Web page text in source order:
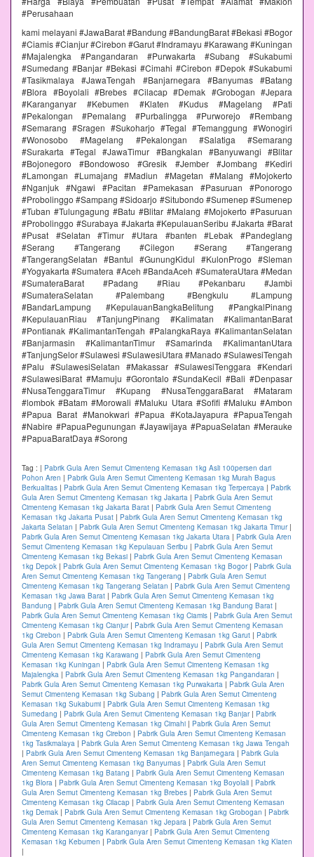
#Perusahaan
kami melayani #JawaBarat #Bandung #BandungBarat #Bekasi #Bogor
#Ciamis #Cianjur #Cirebon #Garut #Indramayu #Karawang #Kuningan
#Majalengka #Pangandaran #Purwakarta #Subang #Sukabumi
#Sumedang #Banjar #Bekasi #Cimahi #Cirebon #Depok #Sukabumi
#Tasikmalaya #JawaTengah #Banjarnegara #Banyumas #Batang
#Blora #Boyolali #Brebes #Cilacap #Demak #Grobogan #Jepara
#Karanganyar #Kebumen #Klaten #Kudus #Magelang #Pati
#Pekalongan #Pemalang #Purbalingga #Purworejo #Rembang
#Semarang #Sragen #Sukoharjo #Tegal #Temanggung #Wonogiri
#Wonosobo #Magelang #Pekalongan #Salatiga #Semarang
#Surakarta #Tegal #JawaTimur #Bangkalan #Banyuwangi #Blitar
#Bojonegoro #Bondowoso #Gresik #Jember #Jombang #Kediri
#Lamongan #Lumajang #Madiun #Magetan #Malang #Mojokerto
#Nganjuk #Ngawi #Pacitan #Pamekasan #Pasuruan #Ponorogo
#Probolinggo #Sampang #Sidoarjo #Situbondo #Sumenep #Sumenep
#Tuban #Tulungagung #Batu #Blitar #Malang #Mojokerto #Pasuruan
#Probolinggo #Surabaya #Jakarta #KepulauanSeribu #Jakarta #Barat
#Pusat #Selatan #Timur #Utara #banten #Lebak #Pandeglang
#Serang #Tangerang #Cilegon #Serang #Tangerang
#TangerangSelatan #Bantul #GunungKidul #KulonProgo #Sleman
#Yogyakarta #Sumatera #Aceh #BandaAceh #SumateraUtara #Medan
#SumateraBarat #Padang #Riau #Pekanbaru #Jambi
#SumateraSelatan #Palembang #Bengkulu #Lampung
#BandarLampung #KepulauanBangkaBelitung #PangkalPinang
#KepulauanRiau #TanjungPinang #Kalimatan #KalimantanBarat
#Pontianak #KalimantanTengah #PalangkaRaya #KalimantanSelatan
#Banjarmasin #KalimantanTimur #Samarinda #KalimantanUtara
#TanjungSelor #Sulawesi #SulawesiUtara #Manado #SulawesiTengah
#Palu #SulawesiSelatan #Makassar #SulawesiTenggara #Kendari
#SulawesiBarat #Mamuju #Gorontalo #SundaKecil #Bali #Denpasar
#NusaTenggaraTimur #Kupang #NusaTenggaraBarat #Mataram
#lombok #Batam #Morowali #Maluku Utara #Sofifi #Maluku #Ambon
#Papua Barat #Manokwari #Papua #KotaJayapura #PapuaTengah
#Nabire #PapuaPegunungan #Jayawijaya #PapuaSelatan #Merauke
#PapuaBaratDaya #Sorong
Tag : | Pabrik Gula Aren Semut Cimenteng Kemasan 1kg Asli 100persen dari
Pohon Aren | Pabrik Gula Aren Semut Cimenteng Kemasan 1kg Murah Bagus
Berkualitas | Pabrik Gula Aren Semut Cimenteng Kemasan 1kg Terpercaya | Pabrik
Gula Aren Semut Cimenteng Kemasan 1kg Jakarta | Pabrik Gula Aren Semut
Cimenteng Kemasan 1kg Jakarta Barat | Pabrik Gula Aren Semut Cimenteng
Kemasan 1kg Jakarta Pusat | Pabrik Gula Aren Semut Cimenteng Kemasan 1kg
Jakarta Selatan | Pabrik Gula Aren Semut Cimenteng Kemasan 1kg Jakarta Timur|
Pabrik Gula Aren Semut Cimenteng Kemasan 1kg Jakarta Utara | Pabrik Gula Aren
Semut Cimenteng Kemasan 1kg Kepulauan Seribu | Pabrik Gula Aren Semut
Cimenteng Kemasan 1kg Bekasi | Pabrik Gula Aren Semut Cimenteng Kemasan
1kg Depok | Pabrik Gula Aren Semut Cimenteng Kemasan 1kg Bogor| Pabrik Gula
Aren Semut Cimenteng Kemasan 1kg Tangerang | Pabrik Gula Aren Semut
Cimenteng Kemasan 1kg Tangerang Selatan | Pabrik Gula Aren Semut Cimenteng
Kemasan 1kg Jawa Barat | Pabrik Gula Aren Semut Cimenteng Kemasan 1kg
Bandung | Pabrik Gula Aren Semut Cimenteng Kemasan 1kg Bandung Barat |
Pabrik Gula Aren Semut Cimenteng Kemasan 1kg Ciamis | Pabrik Gula Aren Semut
Cimenteng Kemasan 1kg Cianjur| Pabrik Gula Aren Semut Cimenteng Kemasan
1kg Cirebon | Pabrik Gula Aren Semut Cimenteng Kemasan 1kg Garut | Pabrik
Gula Aren Semut Cimenteng Kemasan 1kg Indramayu | Pabrik Gula Aren Semut
Cimenteng Kemasan 1kg Karawang | Pabrik Gula Aren Semut Cimenteng
Kemasan 1kg Kuningan | Pabrik Gula Aren Semut Cimenteng Kemasan 1kg
Majalengka | Pabrik Gula Aren Semut Cimenteng Kemasan 1kg Pangandaran |
Pabrik Gula Aren Semut Cimenteng Kemasan 1kg Purwakarta | Pabrik Gula Aren
Semut Cimenteng Kemasan 1kg Subang | Pabrik Gula Aren Semut Cimenteng
Kemasan 1kg Sukabumi | Pabrik Gula Aren Semut Cimenteng Kemasan 1kg
Sumedang | Pabrik Gula Aren Semut Cimenteng Kemasan 1kg Banjar| Pabrik
Gula Aren Semut Cimenteng Kemasan 1kg Cimahi | Pabrik Gula Aren Semut
Cimenteng Kemasan 1kg Cirebon | Pabrik Gula Aren Semut Cimenteng Kemasan
1kg Tasikmalaya | Pabrik Gula Aren Semut Cimenteng Kemasan 1kg Jawa Tengah
| Pabrik Gula Aren Semut Cimenteng Kemasan 1kg Banjarnegara | Pabrik Gula
Aren Semut Cimenteng Kemasan 1kg Banyumas | Pabrik Gula Aren Semut
Cimenteng Kemasan 1kg Batang | Pabrik Gula Aren Semut Cimenteng Kemasan
1kg Blora | Pabrik Gula Aren Semut Cimenteng Kemasan 1kg Boyolali | Pabrik
Gula Aren Semut Cimenteng Kemasan 1kg Brebes | Pabrik Gula Aren Semut
Cimenteng Kemasan 1kg Cilacap | Pabrik Gula Aren Semut Cimenteng Kemasan
1kg Demak | Pabrik Gula Aren Semut Cimenteng Kemasan 1kg Grobogan | Pabrik
Gula Aren Semut Cimenteng Kemasan 1kg Jepara | Pabrik Gula Aren Semut
Cimenteng Kemasan 1kg Karanganyar| Pabrik Gula Aren Semut Cimenteng
Kemasan 1kg Kebumen | Pabrik Gula Aren Semut Cimenteng Kemasan 1kg Klaten
|